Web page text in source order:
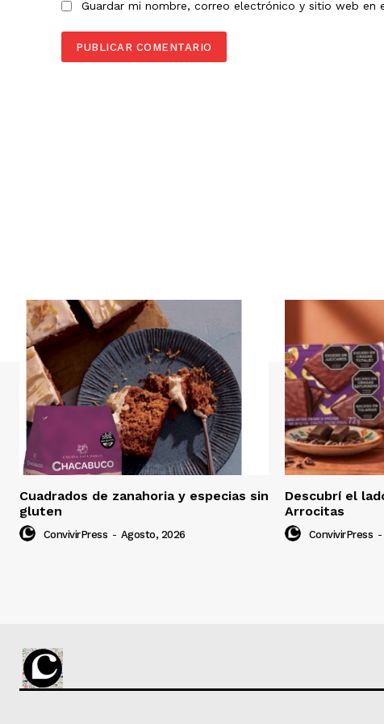
Guardar mi nombre, correo electrónico y sitio web en
Cuadrados de zanahoria y especias sin
gluten
ConvivirPress - Agosto, 2026
Descubrí el
Arrocitas
ConvivirPress -